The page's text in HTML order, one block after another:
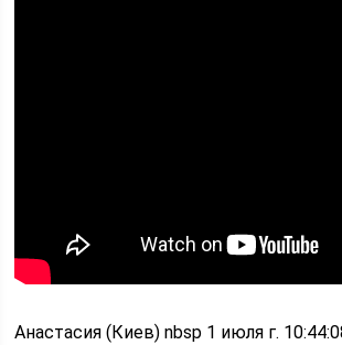
Анастасия (Киев) nbsp 1 июля г.